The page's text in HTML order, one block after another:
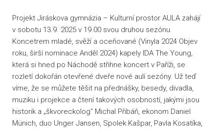
Projekt Jiráskova gymnázia – Kulturní prostor AULA zahájí
v sobotu 13.9. 2025 v 19.00 svou druhou sezónu.
Koncetrem mladé, svěží a oceňované (Vinyla 2024 Objev
roku, širší nominace Anděl 2024) kapely IDA The Young,
která si hned po Náchodě střihne koncert v Paříži, se
rozletí dokořán otevřené dveře nové aulí sezóny. Už teď
víme, že se můžete těšit na přednášky, besedy, divadla,
muziku i projekce a čtení takových osobností, jakými jsou
historik a „škvoreckolog“ Michal Přibáň, ekonom Daniel
Münich, duo Unger Jansen, Spolek Kašpar, Pavla Kosatíka,